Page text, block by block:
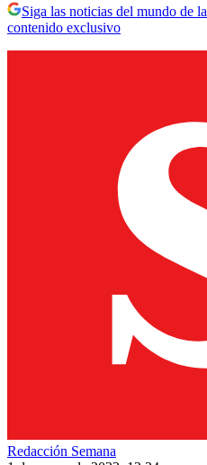
Siga las noticias del mundo de
contenido exclusivo
Redacción Semana